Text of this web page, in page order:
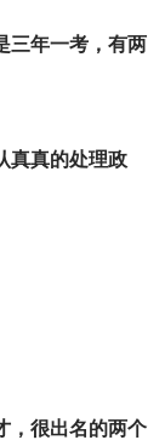
三年一考，有两
真真的处理政
，很出名的两个